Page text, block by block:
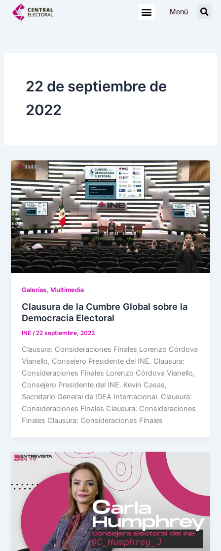
Menú
22 de septiembre de
2022
Galerías, Multimedia
Clausura de la Cumbre Global sobre la
Democracia Electoral
INE/22 septiembre, 2022
Clausura: Consideraciones Finales Lorenzo Córdova
Vianello, Consejero Presidente del INE. Clausura:
Consideraciones Finales Lorenzo Córdova Vianello,
Consejero Presidente del INE. Kevin Casas,
Secretario General de IDEA Internacional. Clausura:
Consideraciones Finales Clausura: Consideraciones
Finales Clausura: Consideraciones Finales